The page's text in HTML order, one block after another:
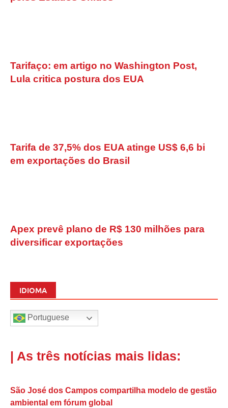
Tarifaço: em artigo no Washington Post,
Lula critica postura dos EUA
Tarifa de 37,5% dos EUA atinge US$ 6,6 bi
em exportações do Brasil
Apex prevê plano de R$ 130 milhões para
diversificar exportações
IDIOMA
Portuguese
| As três notícias mais lidas:
São José dos Campos compartilha modelo de gestão
ambiental em fórum global